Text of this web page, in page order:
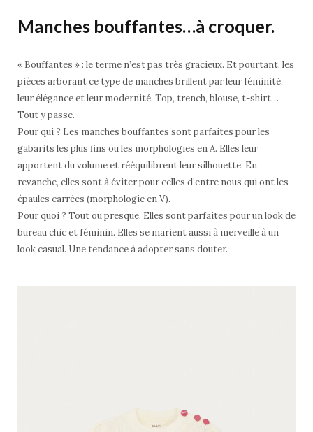
Manches bouffantes…à croquer.
« Bouffantes » : le terme n’est pas très gracieux. Et pourtant, les
pièces arborant ce type de manches brillent par leur féminité,
leur élégance et leur modernité. Top, trench, blouse, t-shirt…
Tout y passe.
Pour qui ? Les manches bouffantes sont parfaites pour les
gabarits les plus fins ou les morphologies en A. Elles leur
apportent du volume et rééquilibrent leur silhouette. En
revanche, elles sont à éviter pour celles d’entre nous qui ont les
épaules carrées (morphologie en V).
Pour quoi ? Tout ou presque. Elles sont parfaites pour un look de
bureau chic et féminin. Elles se marient aussi à merveille à un
look casual. Une tendance à adopter sans douter.